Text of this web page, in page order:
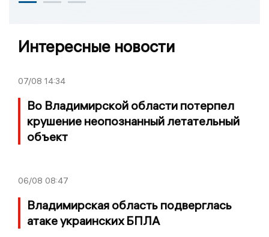
Интересные новости
07/08 14:34
Во Владимирской области потерпел
крушение неопознанный летательный
объект
06/08 08:47
Владимирская область подверглась
атаке украинских БПЛА